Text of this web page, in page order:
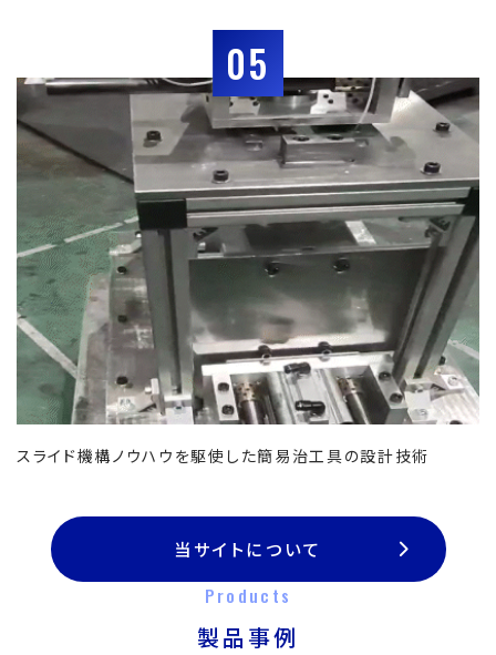
05
スライド機構ノウハウを駆使した簡易治工具の設計技術
当サイトについて
Products
製品事例